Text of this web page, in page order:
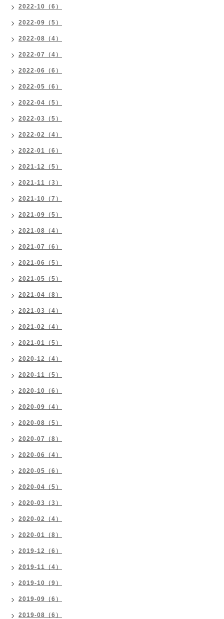
2022-10（6）
2022-09（5）
2022-08（4）
2022-07（4）
2022-06（6）
2022-05（6）
2022-04（5）
2022-03（5）
2022-02（4）
2022-01（6）
2021-12（5）
2021-11（3）
2021-10（7）
2021-09（5）
2021-08（4）
2021-07（6）
2021-06（5）
2021-05（5）
2021-04（8）
2021-03（4）
2021-02（4）
2021-01（5）
2020-12（4）
2020-11（5）
2020-10（6）
2020-09（4）
2020-08（5）
2020-07（8）
2020-06（4）
2020-05（6）
2020-04（5）
2020-03（3）
2020-02（4）
2020-01（8）
2019-12（6）
2019-11（4）
2019-10（9）
2019-09（6）
2019-08（6）